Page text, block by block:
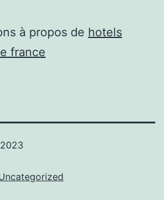
à propos de hotels
france